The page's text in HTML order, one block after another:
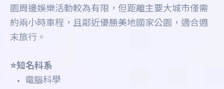
園周邊娛樂活動較為有限，但距離主要大城市僅需
約兩小時車程，且鄰近優勝美地國家公園，適合週
末旅行。
⭐️知名科系
電腦科學